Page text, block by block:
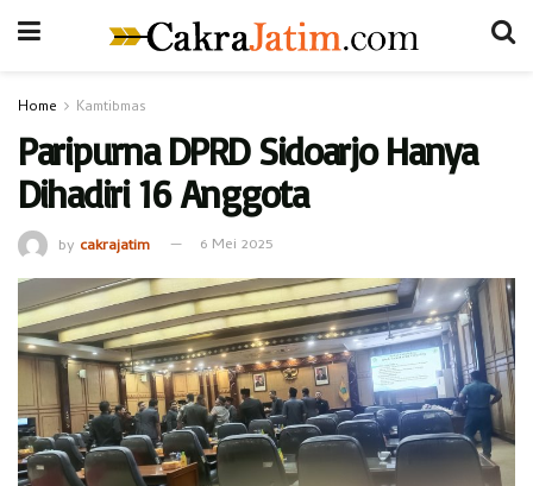
Home Kamtibmas
Paripurna DPRD Sidoarjo Hanya
Dihadiri 16 Anggota
by cakrajatim 6 Mei 2025